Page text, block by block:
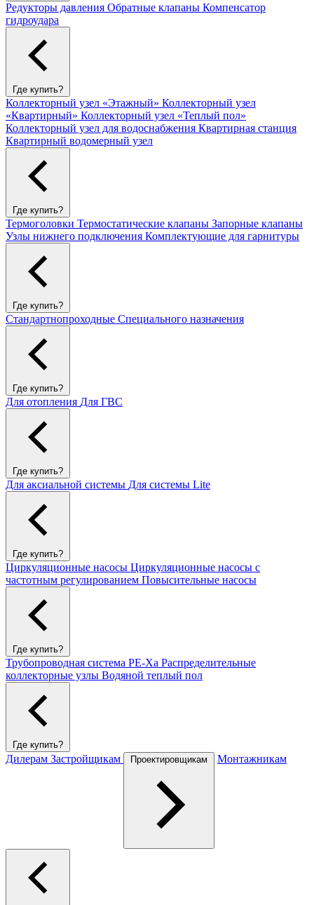
Редукторы давления Обратные клапаны Компенсатор
гидроудара
Где купить?
Коллекторный узел «Этажный» Коллекторный узел
«Квартирный» Коллекторный узел «Теплый пол»
Коллекторный узел для водоснабжения Квартирная станция
Квартирный водомерный узел
Где купить?
Термоголовки Термостатические клапаны Запорные клапаны
Узлы нижнего подключения Комплектующие для гарнитуры
Где купить?
Стандартнопроходные Специального назначения
Где купить?
Для отопления Для ГВС
Где купить?
Для аксиальной системы Для системы Lite
Где купить?
Циркуляционные насосы Циркуляционные насосы с
частотным регулированием Повысительные насосы
Где купить?
Трубопроводная система PE-Xa Распределительные
коллекторные узлы Водяной теплый пол
Где купить?
Дилерам Застройщикам Проектировщикам Монтажникам